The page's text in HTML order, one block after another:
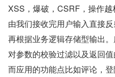
XSS，爆破，CSRF，操作
由我们接收完用户输入直接
再根据业务逻辑存储型输出
对参数的校验过滤以及返回
而应用的功能点比如评论，